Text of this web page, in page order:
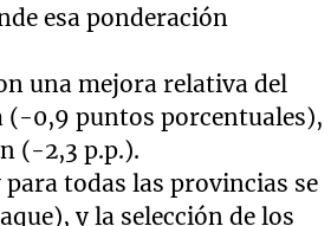
esa ponderación
una mejora relativa del
(-0,9 puntos porcentuales),
(-2,3 p.p.).
para todas las provincias se
y la selección de los